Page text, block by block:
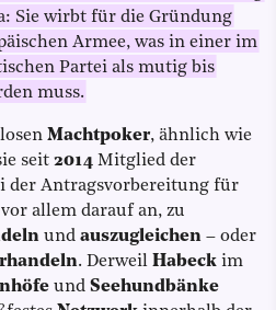
Sie wirbt für die Gründung
Armee, was in einer im
Partei als mutig bis
muss.
Machtpoker, ähnlich wie
seit 2014 Mitglied der
der Antragsvorbereitung für
allem darauf an, zu
und auszugleichen – oder
. Derweil Habeck im
und Seehundbänke